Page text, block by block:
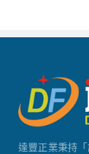
達豐正業秉持